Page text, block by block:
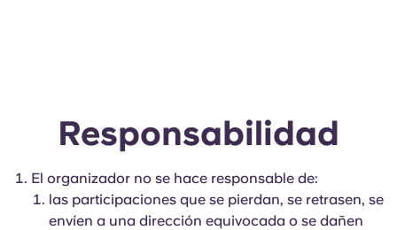
Responsabilidad
El organizador no se hace responsable de:
las participaciones que se pierdan, se retrasen, se
envíen a una dirección equivocada o se dañen